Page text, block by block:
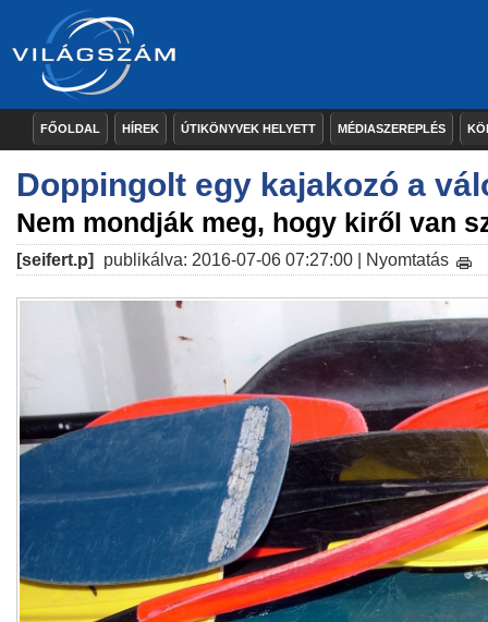
FŐOLDAL HÍREK ÚTIKÖNYVEK HELYETT MÉDIASZEREPLÉS
Doppingolt egy kajakozó a
Nem mondják meg, hogy kiről van
[seifert.p] publikálva: 2016-07-06 07:27:00 | Nyomtatás